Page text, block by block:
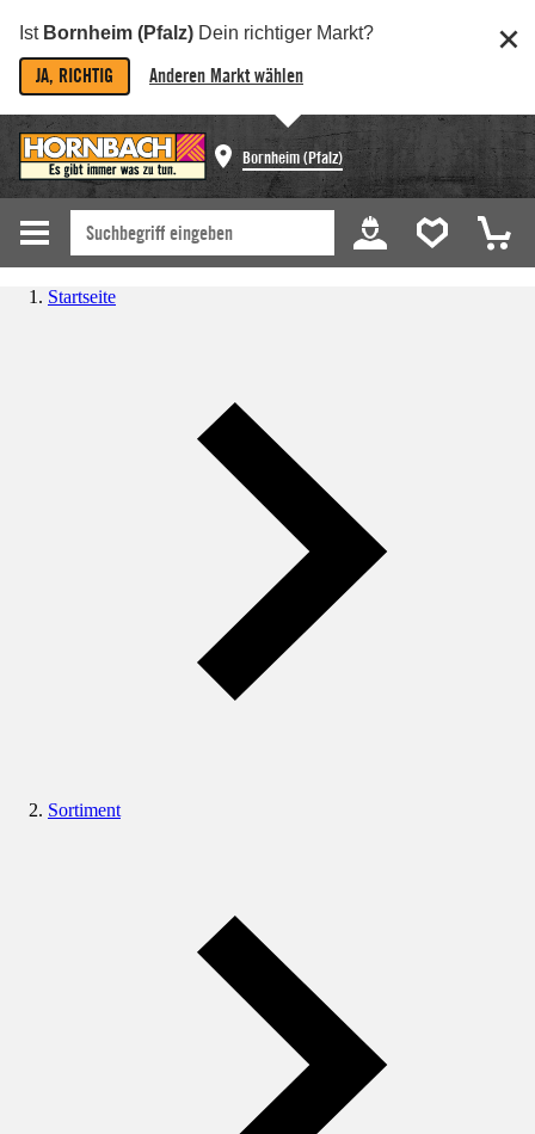
Ist Bornheim (Pfalz) Dein richtiger Markt?
JA, RICHTIG Anderen Markt wählen
Bornheim (Pfalz)
Startseite
Sortiment